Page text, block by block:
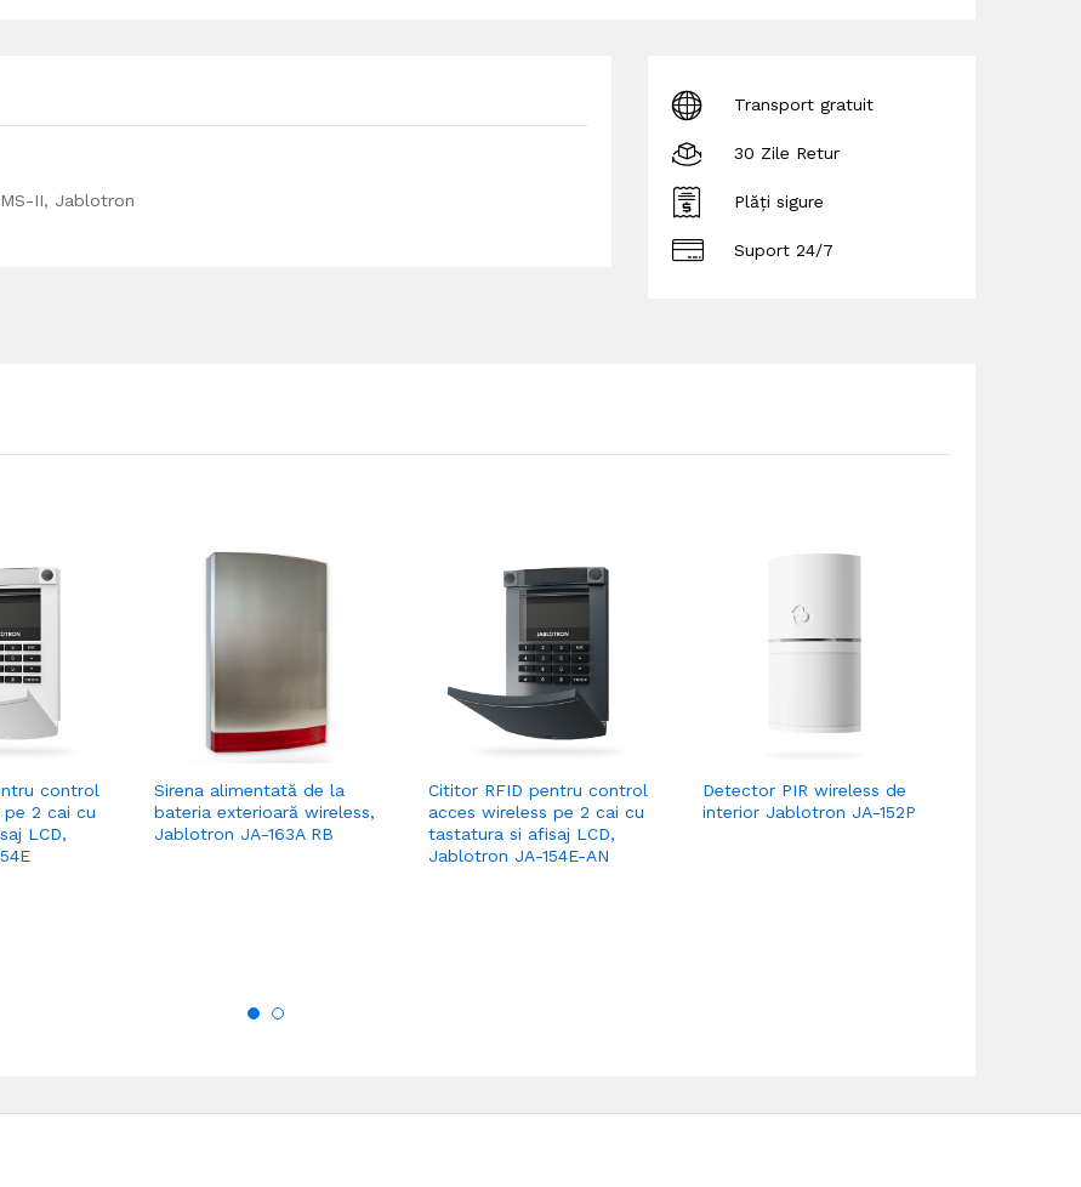
II, Jablotron
Transport gratuit
30 Zile Retur
Plăți sigure
Suport 24/7
control
pe 2 cai cu
LCD,
Sirena alimentată de la
bateria exterioară wireless,
Jablotron JA-163A RB
Cititor RFID pentru control
acces wireless pe 2 cai cu
tastatura si afisaj LCD,
Jablotron JA-154E-AN
Detector PIR wireless de
interior Jablotron JA-152P